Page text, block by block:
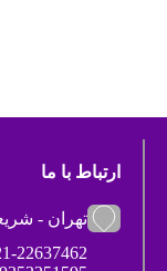
ارتباط با ما
تهران -
22637462